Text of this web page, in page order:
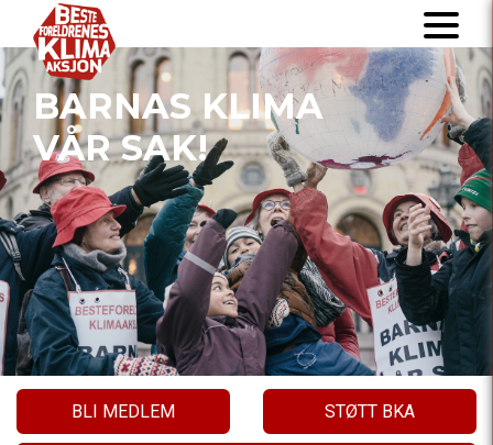
BARNAS KLIMA
VÅR SAK!
BLI MEDLEM STØTT BKA